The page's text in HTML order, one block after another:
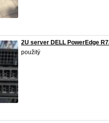
2U server DELL PowerEdge
použitý